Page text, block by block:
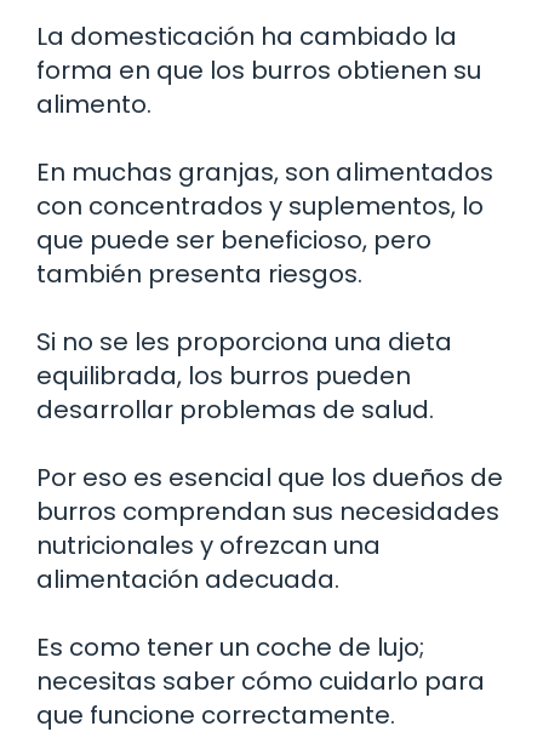
La domesticación ha cambiado la
forma en que los burros obtienen su
alimento.
En muchas granjas, son alimentados
con concentrados y suplementos, lo
que puede ser beneficioso, pero
también presenta riesgos.
Si no se les proporciona una dieta
equilibrada, los burros pueden
desarrollar problemas de salud.
Por eso es esencial que los dueños de
burros comprendan sus necesidades
nutricionales y ofrezcan una
alimentación adecuada.
Es como tener un coche de lujo;
necesitas saber cómo cuidarlo para
que funcione correctamente.